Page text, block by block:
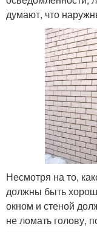
думают, что
Несмотря на то,
должны быть
окном и стеной
не ломать голову,